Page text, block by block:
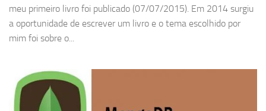
meu primeiro livro foi publicado (07/07/2015). Em 2014 surgiu
a oportunidade de escrever um livro e o tema escolhido por
mim foi sobre o...